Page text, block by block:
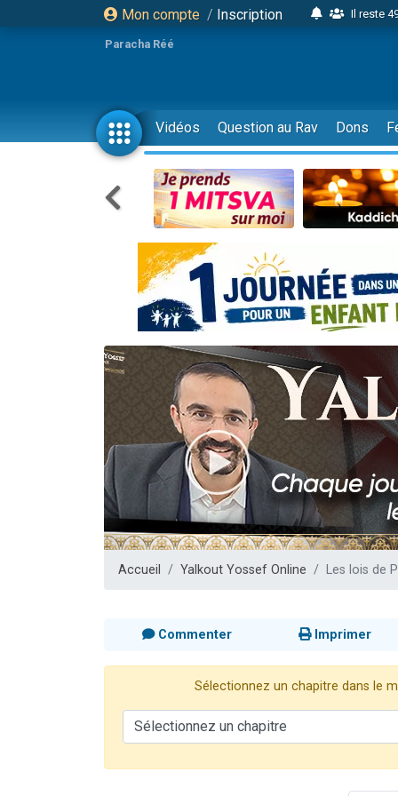
Mon compte / Inscription
Il reste
4
2
17
4 personnes
Il reste
4 personnes
3 personnes
Odaya vient
2
13
30
Il reste
12
29
Paracha Réé
Vidéos Question au Rav Dons
Accueil Yalkout Yossef Online Les lois de
Commenter Imprimer
Sélectionnez un chapitre dans le